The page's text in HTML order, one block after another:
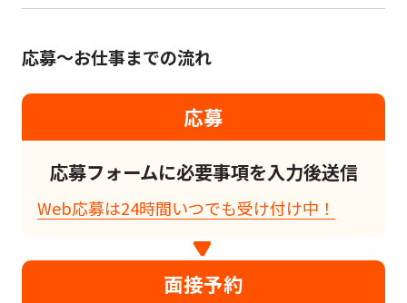
応募～お仕事までの流れ
応募
応募フォームに必要事項を入力後送信
Web応募は24時間いつでも受け付け中！
面接予約